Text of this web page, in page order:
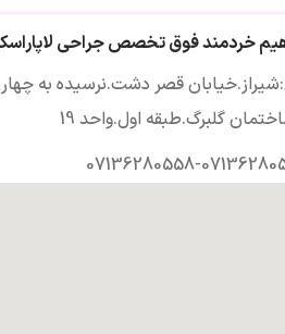
به صورت کامل خوب میشه و مریض از هر دو
معده و اثنی عشر
خردمند فوق تخصص جراحی
قصر دشت.نرسیده به
07136280558-